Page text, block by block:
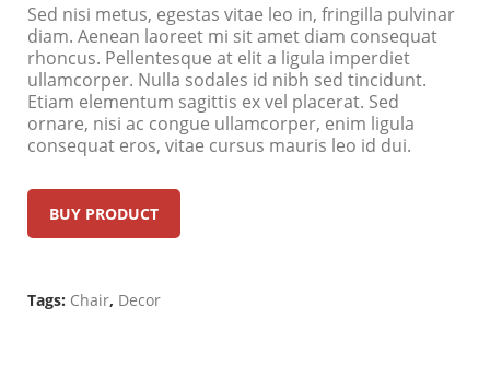
Sed nisi metus, egestas vitae leo in, fringilla pulvinar
diam. Aenean laoreet mi sit amet diam consequat
rhoncus. Pellentesque at elit a ligula imperdiet
ullamcorper. Nulla sodales id nibh sed tincidunt.
Etiam elementum sagittis ex vel placerat. Sed
ornare, nisi ac congue ullamcorper, enim ligula
consequat eros, vitae cursus mauris leo id dui.
BUY PRODUCT
Tags: Chair, Decor